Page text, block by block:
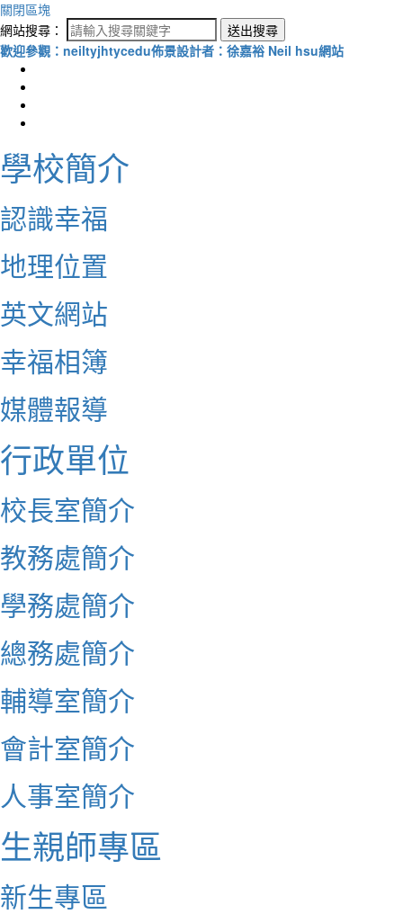
關閉區塊
網站搜尋：
送出搜尋
歡迎參觀：neiltyjhtycedu佈景設計者：徐嘉裕 Neil hsu網站
學校簡介
認識幸福
地理位置
英文網站
幸福相簿
媒體報導
行政單位
校長室簡介
教務處簡介
學務處簡介
總務處簡介
輔導室簡介
會計室簡介
人事室簡介
生親師專區
新生專區